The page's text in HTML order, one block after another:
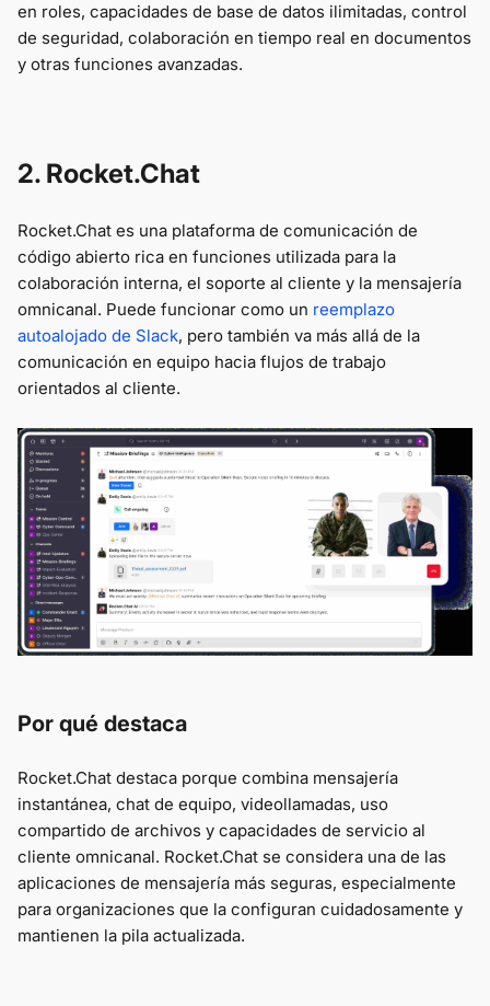
en roles, capacidades de base de datos ilimitadas, control
de seguridad, colaboración en tiempo real en documentos
y otras funciones avanzadas.
2. Rocket.Chat
Rocket.Chat es una plataforma de comunicación de
código abierto rica en funciones utilizada para la
colaboración interna, el soporte al cliente y la mensajería
omnicanal. Puede funcionar como un reemplazo
autoalojado de Slack, pero también va más allá de la
comunicación en equipo hacia flujos de trabajo
orientados al cliente.
Por qué destaca
Rocket.Chat destaca porque combina mensajería
instantánea, chat de equipo, videollamadas, uso
compartido de archivos y capacidades de servicio al
cliente omnicanal. Rocket.Chat se considera una de las
aplicaciones de mensajería más seguras, especialmente
para organizaciones que la configuran cuidadosamente y
mantienen la pila actualizada.